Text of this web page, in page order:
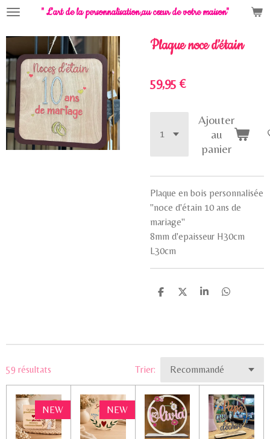
Passer
contenu
principal
" L'art de la personnalisation,au cœur de votre maison"
Plaque noce d’étain
59,95 €
Ajouter
au
panier
Plaque en bois personnalisée
"noce d'étain 10 ans de
mariage"
8mm d'epaisseur H30cm
L30cm
P
g
P
g
P
g
P
g
59 résultats Trier:
NEW NEW